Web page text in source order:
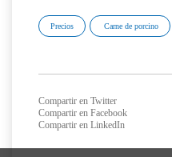
Precios Carne de porcino
Compartir en Twitter
Compartir en Facebook
Compartir en LinkedIn